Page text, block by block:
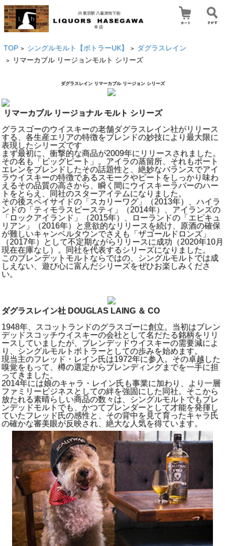
TOP > シングルモルト【ボトラーUK】 > ダグラスレイン
> リマーカブル リージョンモルト シリーズ
ダグラスレイン リマーカブル リージョン シリーズ
リマーカブル リージョナル モルト シリーズ
グラスゴーのウイスキーの老舗ダグラスレイン社がリリース
する、各生産エリアの特徴をブレンドの妙技により最大限に
表現したシリーズです
まず最初に、衝撃的な商品が2009年にリリースされました。
その名も「ビッグピート」。アイラの蒸留所、それもポート
エレンをブレンドしたその話題性と、絶妙なバランスでアイ
ラウイスキーの特徴であるスモークやピートをしっかり味わ
えるその品質の高さから、瞬く間にウイスキーラバーのハー
トをとらえ、同社のスターアイテムになりました。
その後スペイサイドの「スカリーワグ」（2013年）、ハイラ
ンドの「ティモラスビースティ」（2014年）、アイランズの
「ロックアイランド」（2015年）、ローランドの「エピキュ
リアン」（2016年）と意欲的なリリースを続け、原酒の確保
が難しいキャンベルタウンでさえも「ザゴールドロンズ」
（2017年）として不定期ながらリリースに成功（2020年10月
現在在庫なし）。同社を代表するシリーズになりました。
このブレンデットモルトならではの、シングルモルトでは成
しえない、遊び心に富んだシリーズをぜひお楽しみくださ
い。
ダグラスレイン社 DOUGLAS LAING ＆ CO
1948年、スコットランドのグラスゴーに創立。当初はブレン
デッドスコッチウイスキーの会社として名だたる銘柄をリリ
ースしていましたが、ブレンデッドウイスキーの需要減によ
り、シングルモルトボトラーとしての歩みを始めます。
現当主のフレッド・レイン氏は1972年に参入。その卓越した
嗅覚をもって、樽の選定からブレンディングまでを一手に担
ってきました。
2014年には娘のキャラ・レイン氏も事業に加わり、より一層
ファミリービジネスとしての絆を強固にした同社。そこから
放たれる素晴らしい商品の数々は、シングルモルトでもブレ
ンデッドモルトでも、かつてブレンダーとして才能を発揮し
ていたフレッド氏の感性と、その背中を見て育ったキャラ氏
の確かな審美眼が反映され、絶大な人気を得ています。